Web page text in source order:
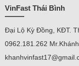
VinFast Thái Bình
Đại Lộ Kỳ Đồng, KĐT.
0962.181.262 Mr.Khánh